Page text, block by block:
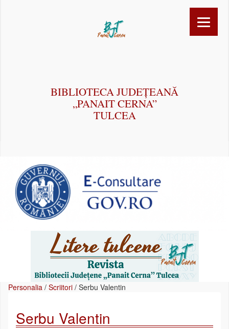
BIBLIOTECA JUDEȚEANĂ
„PANAIT CERNA”
TULCEA
Personalia / Scriitori / Serbu Valentin
Serbu Valentin